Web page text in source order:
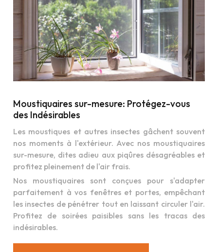
Moustiquaires sur-mesure: Protégez-vous
des Indésirables
Les moustiques et autres insectes gâchent souvent
nos moments à l'extérieur. Avec nos moustiquaires
sur-mesure, dites adieu aux piqûres désagréables et
profitez pleinement de l'air frais.
Nos moustiquaires sont conçues pour s'adapter
parfaitement à vos fenêtres et portes, empêchant
les insectes de pénétrer tout en laissant circuler l'air.
Profitez de soirées paisibles sans les tracas des
indésirables.